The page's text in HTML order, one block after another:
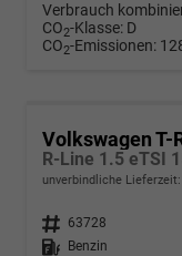
Verbrauch
CO2-Klasse: D
CO2-Emissionen:
Volkswagen T-
unverbindliche Lieferzeit:
Fahrzeugnr. 63728
Kraftstoff
Benzin